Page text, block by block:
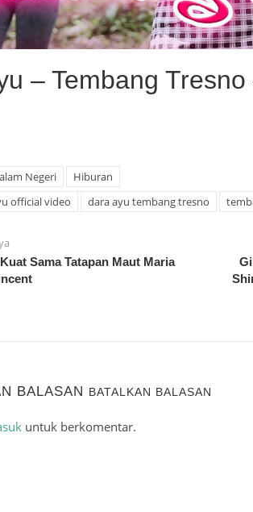
– Tembang
Negeri Hiburan
official video dara ayu tembang tresno
Sama Tatapan Maut Maria
BALASAN BATALKAN BALASAN
untuk berkomentar.